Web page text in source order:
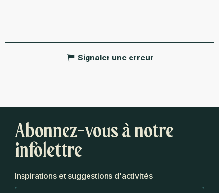
Signaler une erreur
Abonnez-vous à notre
infolettre
Inspirations et suggestions d'activités